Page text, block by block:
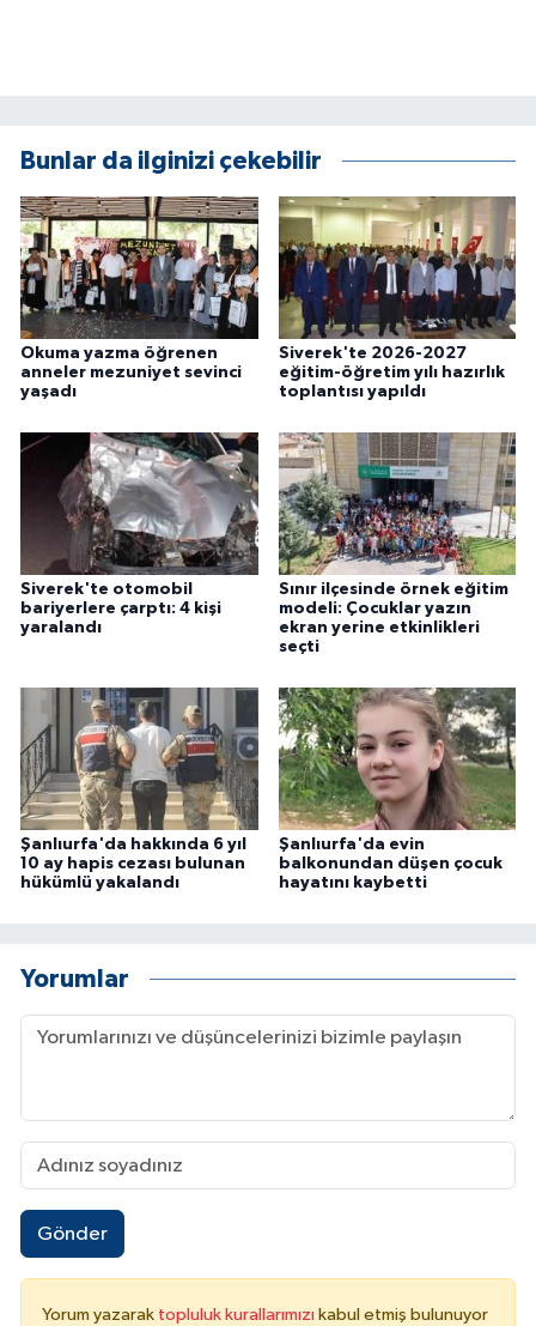
Bunlar da ilginizi çekebilir
Okuma yazma öğrenen
anneler mezuniyet sevinci
yaşadı
Siverek'te 2026-2027
eğitim-öğretim yılı hazırlık
toplantısı yapıldı
Siverek'te otomobil
bariyerlere çarptı: 4 kişi
yaralandı
Sınır ilçesinde örnek eğitim
modeli: Çocuklar yazın
ekran yerine etkinlikleri
seçti
Şanlıurfa'da hakkında 6 yıl
10 ay hapis cezası bulunan
hükümlü yakalandı
Şanlıurfa'da evin
balkonundan düşen çocuk
hayatını kaybetti
Yorumlar
Gönder
Yorum yazarak topluluk kurallarımızı kabul etmiş bulunuyor
TEKNOLOJİ
Turizm
ÜLKE GÜNDEMİ
YAŞAM
YEREL
Yerel Haberler